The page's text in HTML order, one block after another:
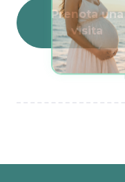
Prenota una
visita